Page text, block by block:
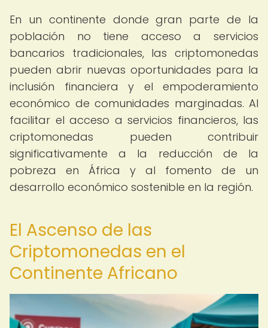
En un continente donde gran parte de la
población no tiene acceso a servicios
bancarios tradicionales, las criptomonedas
pueden abrir nuevas oportunidades para la
inclusión financiera y el empoderamiento
económico de comunidades marginadas. Al
facilitar el acceso a servicios financieros, las
criptomonedas pueden contribuir
significativamente a la reducción de la
pobreza en África y al fomento de un
desarrollo económico sostenible en la región.
El Ascenso de las
Criptomonedas en el
Continente Africano